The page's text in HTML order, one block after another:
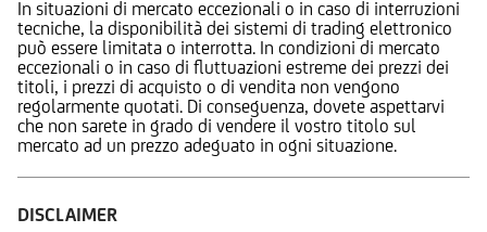
In situazioni di mercato eccezionali o in caso di interruzioni
tecniche, la disponibilità dei sistemi di trading elettronico
può essere limitata o interrotta. In condizioni di mercato
eccezionali o in caso di fluttuazioni estreme dei prezzi dei
titoli, i prezzi di acquisto o di vendita non vengono
regolarmente quotati. Di conseguenza, dovete aspettarvi
che non sarete in grado di vendere il vostro titolo sul
mercato ad un prezzo adeguato in ogni situazione.
DISCLAIMER